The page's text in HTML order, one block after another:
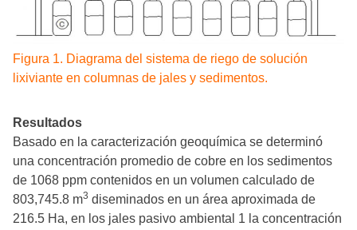
Figura 1. Diagrama del sistema de riego de solución
lixiviante en columnas de jales y sedimentos.
Resultados
Basado en la caracterización geoquímica se determinó
una concentración promedio de cobre en los sedimentos
de 1068 ppm contenidos en un volumen calculado de
803,745.8 m3 diseminados en un área aproximada de
216.5 Ha, en los jales pasivo ambiental 1 la concentración